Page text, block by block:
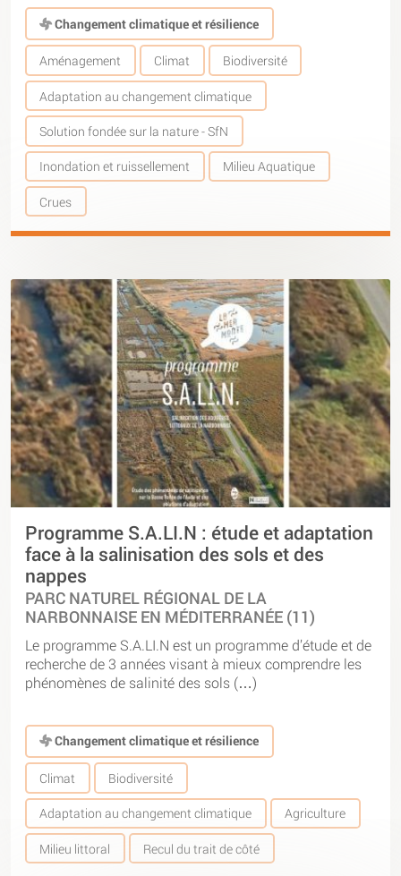
Changement climatique et résilience
Aménagement Climat Biodiversité
Adaptation au changement climatique
Solution fondée sur la nature - SfN
Inondation et ruissellement Milieu Aquatique
Crues
Programme S.A.LI.N : étude et adaptation
face à la salinisation des sols et des
nappes
PARC NATUREL RÉGIONAL DE LA
NARBONNAISE EN MÉDITERRANÉE (11)
Le programme S.A.LI.N est un programme d’étude et de
recherche de 3 années visant à mieux comprendre les
phénomènes de salinité des sols (…)
Changement climatique et résilience
Climat Biodiversité
Adaptation au changement climatique Agriculture
Milieu littoral Recul du trait de côté